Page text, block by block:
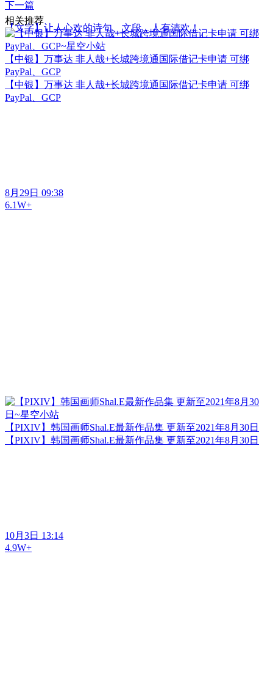
下一篇
【文字】让人心欢的诗句、文段，人有清欢！
相关推荐
【中银】万事达 非人哉+长城跨境通国际借记卡申请 可绑
PayPal、GCP
【中银】万事达 非人哉+长城跨境通国际借记卡申请 可绑
PayPal、GCP
8月29日 09:38
6.1W+
【PIXIV】韩国画师Shal.E最新作品集 更新至2021年8月30日
【PIXIV】韩国画师Shal.E最新作品集 更新至2021年8月30日
10月3日 13:14
4.9W+